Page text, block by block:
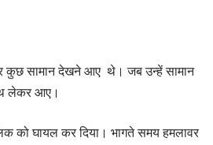
कुछ सामान देखने आए थे। जब उन्हें सामान
लेकर आए।
को घायल कर दिया। भागते समय हमलावर